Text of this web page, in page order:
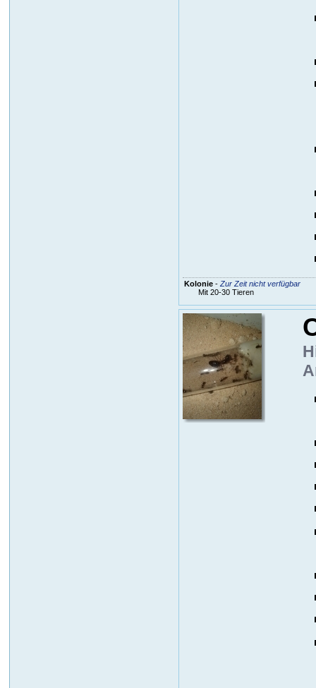
Kolonie- Zur Zeit nicht verfügbar
Mit 20-30 Tieren